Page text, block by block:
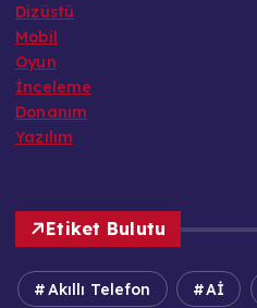
Dizüstü
Mobil
Oyun
İnceleme
Donanım
Yazılım
Etiket Bulutu
Akıllı Telefon Aİ